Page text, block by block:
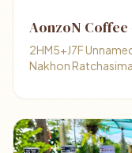
AonzoN
2HM5+J7F
Nakhon